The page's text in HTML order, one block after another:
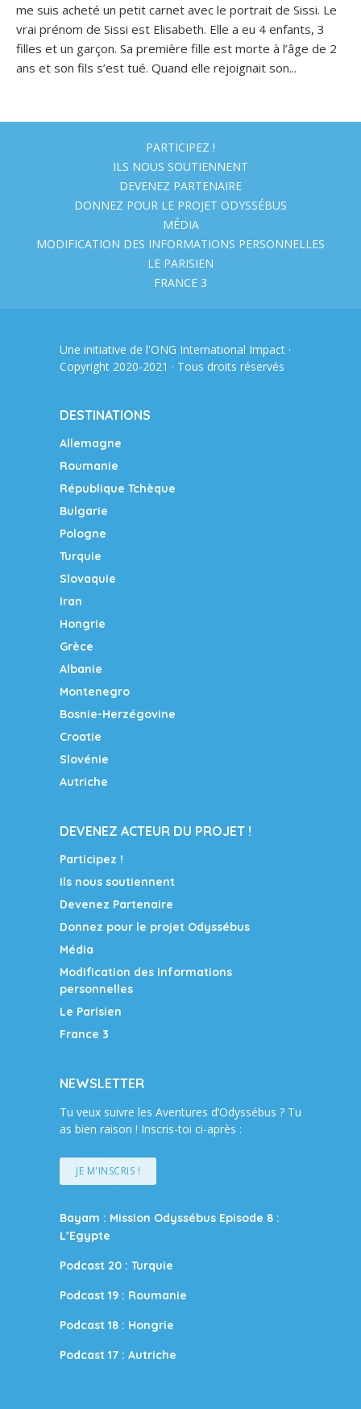
me suis acheté un petit carnet avec le portrait de Sissi. Le
vrai prénom de Sissi est Elisabeth. Elle a eu 4 enfants, 3
filles et un garçon. Sa première fille est morte à l’âge de 2
ans et son fils s’est tué. Quand elle rejoignait son...
PARTICIPEZ !
ILS NOUS SOUTIENNENT
DEVENEZ PARTENAIRE
DONNEZ POUR LE PROJET ODYSSÉBUS
MÉDIA
MODIFICATION DES INFORMATIONS PERSONNELLES
LE PARISIEN
FRANCE 3
Une initiative de l'ONG International Impact ·
Copyright 2020-2021 · Tous droits réservés
DESTINATIONS
Allemagne
Roumanie
République Tchèque
Bulgarie
Pologne
Turquie
Slovaquie
Iran
Hongrie
Grèce
Albanie
Montenegro
Bosnie-Herzégovine
Croatie
Slovénie
Autriche
DEVENEZ ACTEUR DU PROJET !
Participez !
Ils nous soutiennent
Devenez Partenaire
Donnez pour le projet Odyssébus
Média
Modification des informations
personnelles
Le Parisien
France 3
NEWSLETTER
Tu veux suivre les Aventures d’Odyssébus ? Tu
as bien raison ! Inscris-toi ci-après :
JE M'INSCRIS !
Bayam : Mission Odyssébus Episode 8 :
L’Egypte
Podcast 20 : Turquie
Podcast 19 : Roumanie
Podcast 18 : Hongrie
Podcast 17 : Autriche